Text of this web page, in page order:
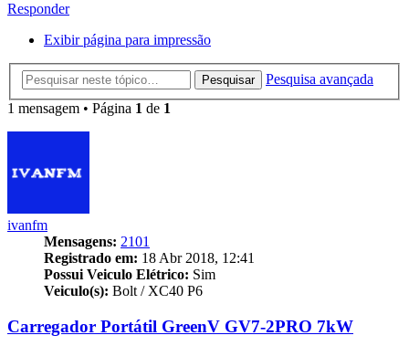
Responder
Exibir página para impressão
Pesquisar
Pesquisa avançada
1 mensagem • Página 1 de 1
ivanfm
Mensagens: 2101
Registrado em: 18 Abr 2018, 12:41
Possui Veiculo Elétrico: Sim
Veiculo(s): Bolt / XC40 P6
Carregador Portátil GreenV GV7-2PRO 7kW